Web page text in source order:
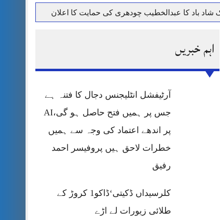
کی پریس کانفرنس
اہم خبریں
آرٹیفشل انٹلیجنس دجال کا فتنہ ہے
جس پر ہمیں فتح حاصل ہو گی،AI
پر اندھے اعتماد کی وجہ سے ہمیں
خطرات لاحق ہیں پروفیسر احمد
رفیق
کلرسیداں ڈکیتی‘ڈاکو1 کروڑ کے
طلائی زیورات لے اڑے